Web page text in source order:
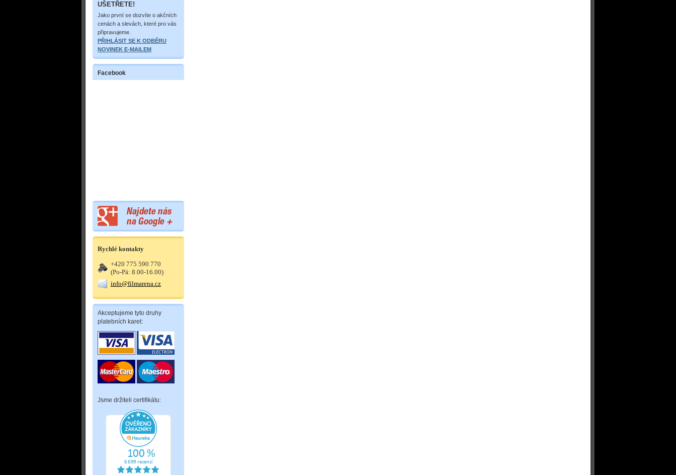
UŠETŘETE!
Jako první se dozvíte o akčních
cenách a slevách, které pro vás
připravujeme.
PŘIHLÁSIT SE K ODBĚRU
NOVINEK E-MAILEM
Facebook
Rychlé kontakty
+420 775 590 770
(Po-Pá: 8.00-16.00)
info@filmarena.cz
Akceptujeme tyto druhy
platebních karet:
Jsme držiteli certifikátu: